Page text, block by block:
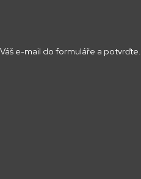
e-mail do formuláře a potvrďte.